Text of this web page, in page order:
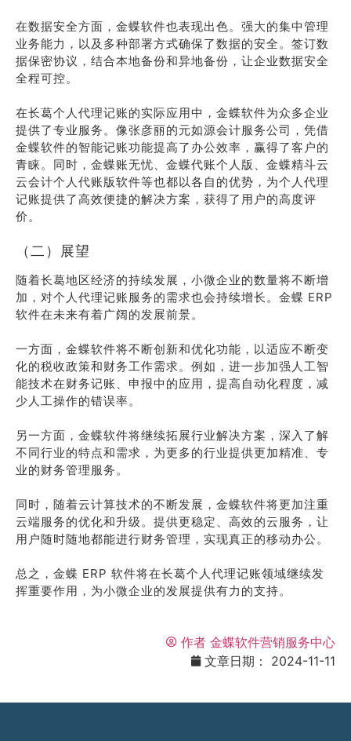
在数据安全方面，金蝶软件也表现出色。强大的集中管理
业务能力，以及多种部署方式确保了数据的安全。签订数
据保密协议，结合本地备份和异地备份，让企业数据安全
全程可控。
在长葛个人代理记账的实际应用中，金蝶软件为众多企业
提供了专业服务。像张彦丽的元如源会计服务公司，凭借
金蝶软件的智能记账功能提高了办公效率，赢得了客户的
青睐。同时，金蝶账无忧、金蝶代账个人版、金蝶精斗云
云会计个人代账版软件等也都以各自的优势，为个人代理
记账提供了高效便捷的解决方案，获得了用户的高度评
价。
（二）展望
随着长葛地区经济的持续发展，小微企业的数量将不断增
加，对个人代理记账服务的需求也会持续增长。金蝶 ERP
软件在未来有着广阔的发展前景。
一方面，金蝶软件将不断创新和优化功能，以适应不断变
化的税收政策和财务工作需求。例如，进一步加强人工智
能技术在财务记账、申报中的应用，提高自动化程度，减
少人工操作的错误率。
另一方面，金蝶软件将继续拓展行业解决方案，深入了解
不同行业的特点和需求，为更多的行业提供更加精准、专
业的财务管理服务。
同时，随着云计算技术的不断发展，金蝶软件将更加注重
云端服务的优化和升级。提供更稳定、高效的云服务，让
用户随时随地都能进行财务管理，实现真正的移动办公。
总之，金蝶 ERP 软件将在长葛个人代理记账领域继续发
挥重要作用，为小微企业的发展提供有力的支持。
作者 金蝶软件营销服务中心
文章日期：
2024-11-11